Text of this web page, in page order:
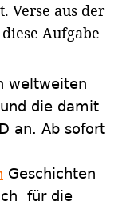
Verse aus der
Aufgabe
weltweiten
die damit
an. Ab sofort
Geschichten
für die